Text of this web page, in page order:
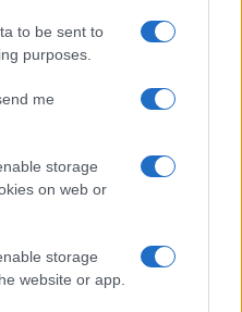
to be sent to
purposes.
me
storage
on web or
storage
website or app.
avval a
hogy
Anyák és
vezetője.